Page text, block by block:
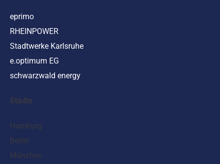
eprimo
RHEINPOWER
Stadtwerke Karlsruhe
e.optimum EG
schwarzwald energy
Städte
Hamburg
Berlin
München